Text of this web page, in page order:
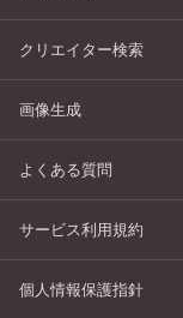
クリエイター検索
画像生成
よくある質問
サービス利用規約
個人情報保護指針